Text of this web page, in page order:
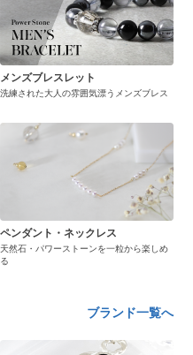
メンズブレスレット
洗練された大人の雰囲気漂うメンズブレス
ペンダント・ネックレス
天然石・パワーストーンを一粒から楽しめ
る
ブランド一覧へ